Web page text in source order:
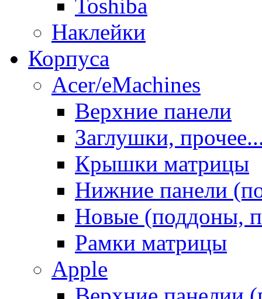
Toshiba
Наклейки
Корпуса
Acer/eMachines
Верхние панели
Заглушки,
Крышки матрицы
Нижние панели
Новые (поддоны,
Рамки матрицы
Apple